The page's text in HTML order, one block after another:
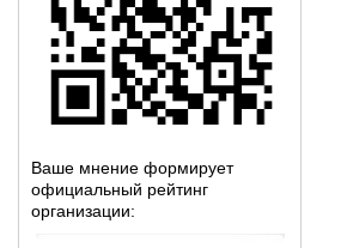
Ваше мнение формирует
официальный рейтинг
организации: